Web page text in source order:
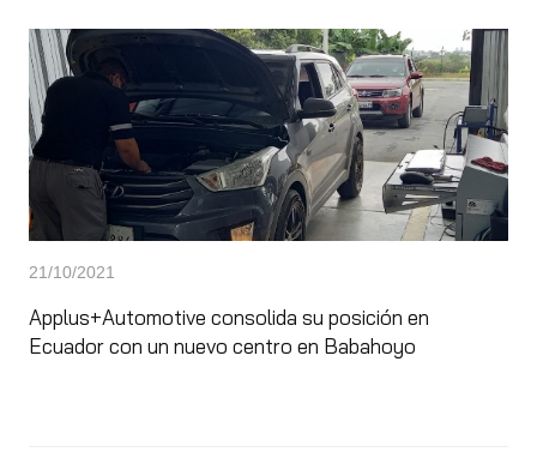
21/10/2021
Applus+Automotive consolida su posición en
Ecuador con un nuevo centro en Babahoyo